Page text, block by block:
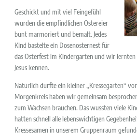
Geschickt und mit viel Feingefühl
wurden die empfindlichen Ostereier
bunt marmoriert und bemalt. Jedes
Kind bastelte ein Dosenosternest für
das Osterfest im Kindergarten und wir lernten
Jesus kennen.
Natürlich durfte ein kleiner „Kressegarten“
Morgenkreis haben wir gemeinsam
zum Wachsen brauchen. Das wussten viele
hatten schnell alle lebenswichtigen
Kressesamen in unserem Gruppenraum